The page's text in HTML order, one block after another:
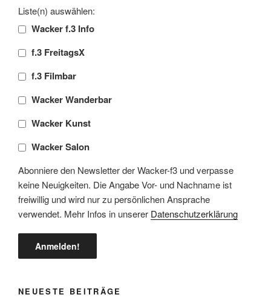
Liste(n) auswählen:
Wacker f.3 Info
f.3 FreitagsX
f.3 Filmbar
Wacker Wanderbar
Wacker Kunst
Wacker Salon
Abonniere den Newsletter der Wacker-f3 und verpasse
keine Neuigkeiten. Die Angabe Vor- und Nachname ist
freiwillig und wird nur zu persönlichen Ansprache
verwendet. Mehr Infos in unserer Datenschutzerklärung
NEUESTE BEITRÄGE